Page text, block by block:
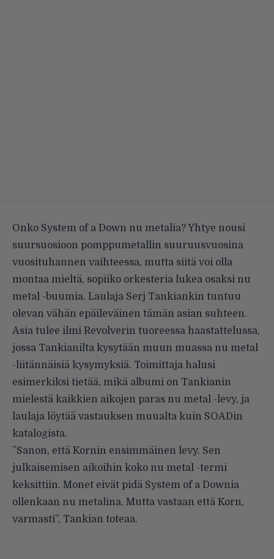
Onko System of a Down nu metalia? Yhtye nousi
suursuosioon pomppumetallin suuruusvuosina
vuosituhannen vaihteessa, mutta siitä voi olla
montaa mieltä, sopiiko orkesteria lukea osaksi nu
metal -buumia. Laulaja Serj Tankiankin tuntuu
olevan vähän epäileväinen tämän asian suhteen.
Asia tulee ilmi Revolverin tuoreessa haastattelussa,
jossa Tankianilta kysytään muun muassa nu metal
-liitännäisiä kysymyksiä. Toimittaja halusi
esimerkiksi tietää, mikä albumi on Tankianin
mielestä kaikkien aikojen paras nu metal -levy, ja
laulaja löytää vastauksen muualta kuin SOADin
katalogista.
”Sanon, että Kornin ensimmäinen levy. Sen
julkaisemisen aikoihin koko nu metal -termi
keksittiin. Monet eivät pidä System of a Downia
ollenkaan nu metalina. Mutta vastaan että Korn,
varmasti”, Tankian toteaa.